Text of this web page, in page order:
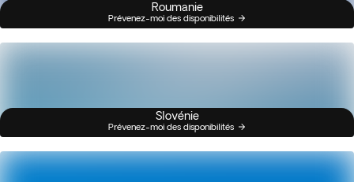
Roumanie
Prévenez-moi des disponibilités
Slovénie
Prévenez-moi des disponibilités